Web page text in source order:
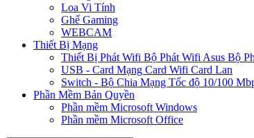
Loa Vi Tính
Ghế Gaming
WEBCAM
Thiết Bị Mạng
Thiết Bị Phát Wifi Bộ Phát Wifi Asus Bộ
USB - Card Mạng Card Wifi Card Lan
Switch - Bộ Chia Mạng Tốc độ 10/100
Phần Mềm Bản Quyền
Phần mềm Microsoft Windows
Phần mềm Microsoft Office